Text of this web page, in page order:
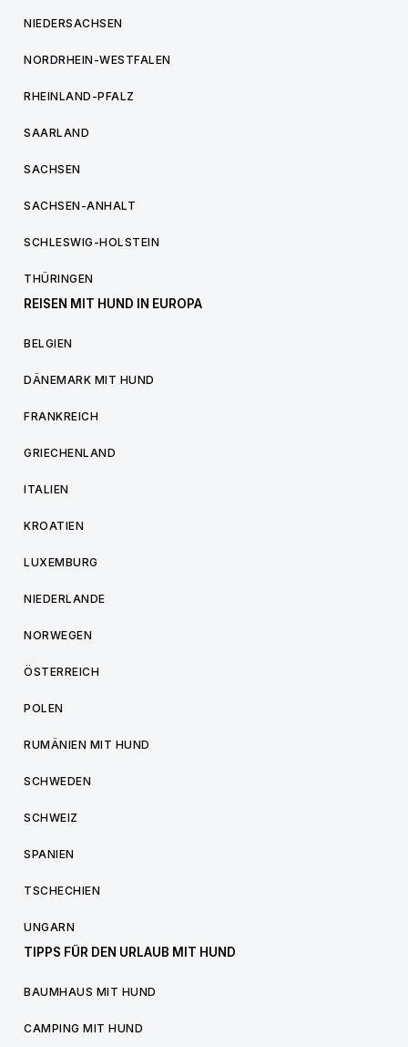
NIEDERSACHSEN
NORDRHEIN-WESTFALEN
RHEINLAND-PFALZ
SAARLAND
SACHSEN
SACHSEN-ANHALT
SCHLESWIG-HOLSTEIN
THÜRINGEN
REISEN MIT HUND IN EUROPA
BELGIEN
DÄNEMARK MIT HUND
FRANKREICH
GRIECHENLAND
ITALIEN
KROATIEN
LUXEMBURG
NIEDERLANDE
NORWEGEN
ÖSTERREICH
POLEN
RUMÄNIEN MIT HUND
SCHWEDEN
SCHWEIZ
SPANIEN
TSCHECHIEN
UNGARN
TIPPS FÜR DEN URLAUB MIT HUND
BAUMHAUS MIT HUND
CAMPING MIT HUND